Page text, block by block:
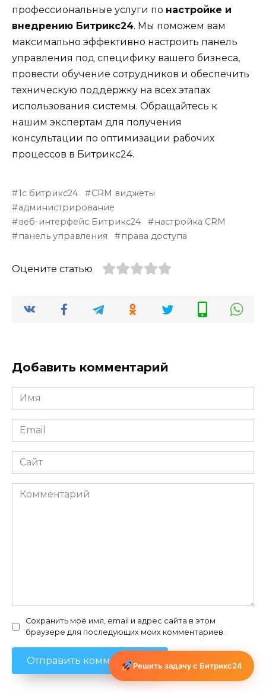
профессиональные услуги по настройке и
внедрению Битрикс24. Мы поможем вам
максимально эффективно настроить панель
управления под специфику вашего бизнеса,
провести обучение сотрудников и обеспечить
техническую поддержку на всех этапах
использования системы. Обращайтесь к
нашим экспертам для получения
консультации по оптимизации рабочих
процессов в Битрикс24.
1с битрикс24
CRM виджеты
администрирование
веб-интерфейс Битрикс24
настройка CRM
панель управления
права доступа
Оцените статью
Добавить комментарий
Имя
*
Email
*
Сайт
Комментарий
Сохранить моё имя, email и адрес сайта в этом
браузере для последующих моих комментариев.
Решить задачу с Битрикс24